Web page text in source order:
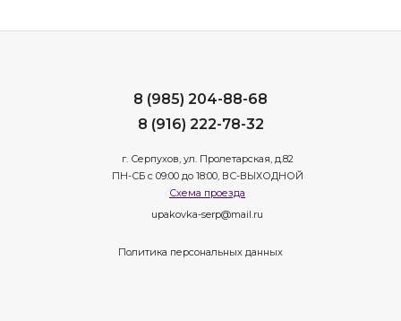
8 (985) 204-88-68
8 (916) 222-78-32
г. Серпухов, ул. Пролетарская, д.82
ПН-СБ с 09:00 до 18:00, ВС-ВЫХОДНОЙ
Схема проезда
upakovka-serp@mail.ru
Политика персональных данных